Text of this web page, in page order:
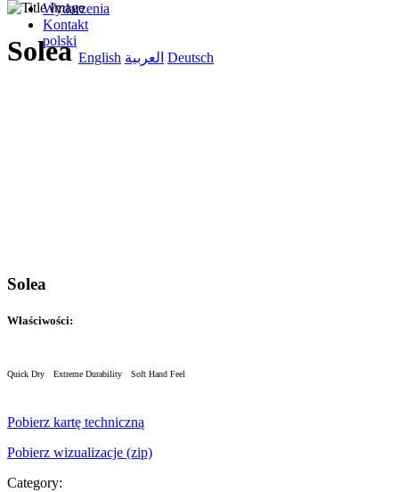
Wydarzenia
Kontakt
polski
English العربية Deutsch
Solea
Solea
Właściwości:
Quick Dry Extreme Durability Soft Hand Feel
Pobierz kartę techniczną
Pobierz wizualizacje (zip)
Category: